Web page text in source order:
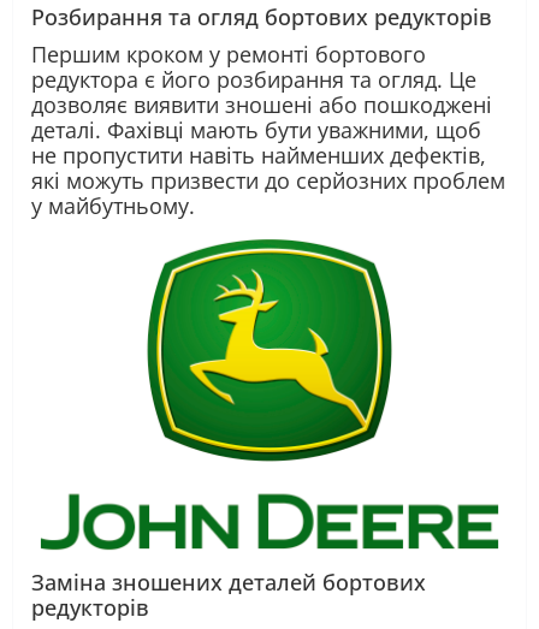
Розбирання та огляд бортових редукторів
Першим кроком у ремонті бортового
редуктора є його розбирання та огляд. Це
дозволяє виявити зношені або пошкоджені
деталі. Фахівці мають бути уважними, щоб
не пропустити навіть найменших дефектів,
які можуть призвести до серйозних проблем
у майбутньому.
Заміна зношених деталей бортових
редукторів